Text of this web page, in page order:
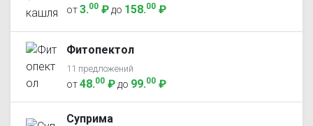
от3.00 ₽ до 158.00 ₽
Фитопектол
11 предложений
от48.00 ₽ до 99.00 ₽
Суприма